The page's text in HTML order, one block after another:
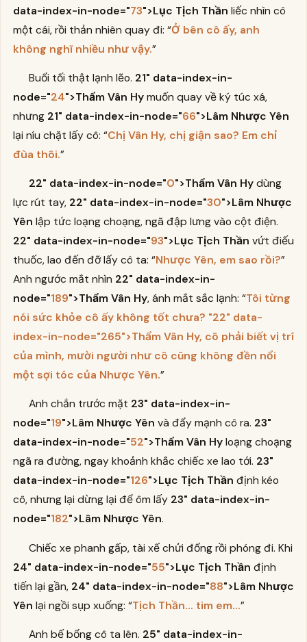
data-index-in-node="73">Lục Tịch Thần liếc nhìn cô
một cái, rồi thản nhiên quay đi: “Ở bên cô ấy, anh
không nghĩ nhiều như vậy.”
Buổi tối thật lạnh lẽo. 21" data-index-in-
node="24">Thẩm Vân Hymuốn quay về ký túc xá,
nhưng 21" data-index-in-node="66">Lâm Nhược Yên
lại níu chặt lấy cô: “Chị Vân Hy, chị giận sao? Em chỉ
đùa thôi.”
22" data-index-in-node="0">Thẩm Vân Hydùng
lực rút tay, 22" data-index-in-node="30">Lâm Nhược
Yên lập tức loạng choạng, ngã đập lưng vào cột điện.
22" data-index-in-node="93">Lục Tịch Thần vứt điếu
thuốc, lao đến đỡ lấy cô ta: “Nhược Yên, em sao rồi?”
Anh ngước mắt nhìn 22" data-index-in-
node="189">Thẩm Vân Hy, ánh mắt sắc lạnh: “Tôi từng
nói sức khỏe cô ấy không tốt chưa? "22" data-
index-in-node="265">Thẩm Vân Hy, cô phải biết vị trí
của mình, mười người như cô cũng không đền nổi
một sợi tóc của Nhược Yên.”
Anh chắn trước mặt 23" data-index-in-
node="19">Lâm Nhược Yên và đẩy mạnh cô ra. 23"
data-index-in-node="52">Thẩm Vân Hyloạng choạng
ngã ra đường, ngay khoảnh khắc chiếc xe lao tới. 23"
data-index-in-node="126">Lục Tịch Thần định kéo
cô, nhưng lại dừng lại để ôm lấy 23" data-index-in-
node="182">Lâm Nhược Yên.
Chiếc xe phanh gấp, tài xế chửi đổng rồi phóng đi. Khi
24" data-index-in-node="55">Lục Tịch Thần định
tiến lại gần, 24" data-index-in-node="88">Lâm Nhược
Yên lại ngồi sụp xuống: “Tịch Thần... tim em...”
Anh bế bổng cô ta lên. 25" data-index-in-